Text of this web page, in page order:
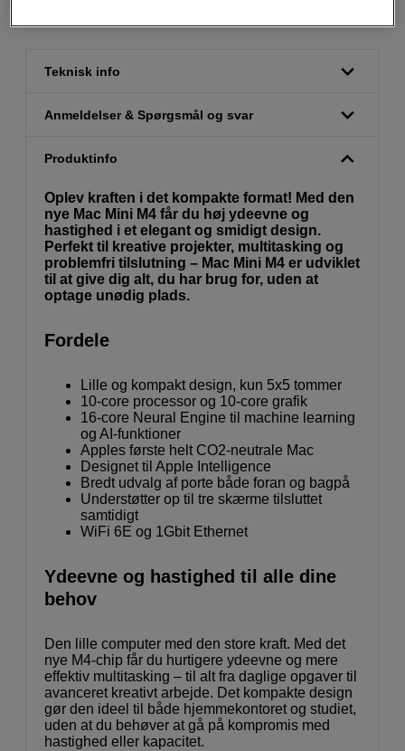
Teknisk info
Anmeldelser & Spørgsmål og svar
Produktinfo
Oplev kraften i det kompakte format! Med den
nye Mac Mini M4 får du høj ydeevne og
hastighed i et elegant og smidigt design.
Perfekt til kreative projekter, multitasking og
problemfri tilslutning – Mac Mini M4 er udviklet
til at give dig alt, du har brug for, uden at
optage unødig plads.
Fordele
Lille og kompakt design, kun 5x5 tommer
10-core processor og 10-core grafik
16-core Neural Engine til machine learning
og AI-funktioner
Apples første helt CO2-neutrale Mac
Designet til Apple Intelligence
Bredt udvalg af porte både foran og bagpå
Understøtter op til tre skærme tilsluttet
samtidigt
WiFi 6E og 1Gbit Ethernet
Ydeevne og hastighed til alle dine
behov
Den lille computer med den store kraft. Med det
nye M4-chip får du hurtigere ydeevne og mere
effektiv multitasking – til alt fra daglige opgaver til
avanceret kreativt arbejde. Det kompakte design
gør den ideel til både hjemmekontoret og studiet,
uden at du behøver at gå på kompromis med
hastighed eller kapacitet.